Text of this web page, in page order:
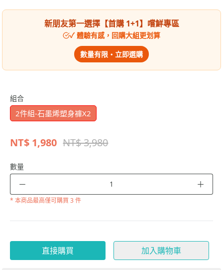
新朋友第一選擇【首購 1+1】嚐鮮專區
✓ 體驗有感，回購大組更划算
數量有限・立即選購
組合
2件組-石墨烯塑身褲X2
NT$ 1,980 NT$ 3,980
數量
－ ＋
* 本商品最高僅可購買 3 件
直接購買 加入購物車